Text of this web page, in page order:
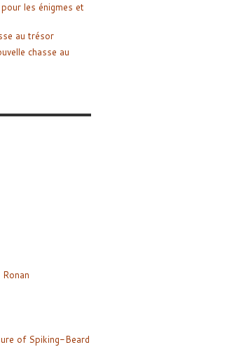
les énigmes et
au trésor
chasse au
of Spiking-Beard